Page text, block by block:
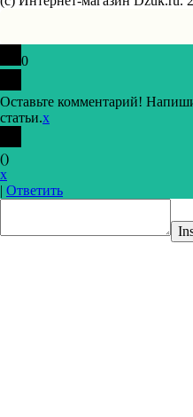
0
Оставьте комментарий!
статьи.x
()
x
| Ответить